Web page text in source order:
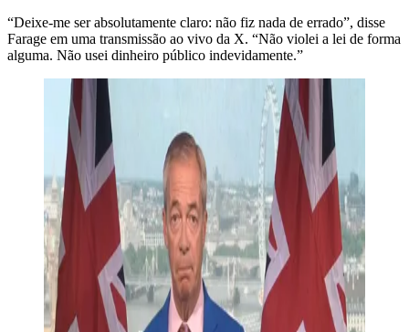
“Deixe-me ser absolutamente claro: não fiz nada de errado”, disse
Farage em uma transmissão ao vivo da X. “Não violei a lei de forma
alguma. Não usei dinheiro público indevidamente.”